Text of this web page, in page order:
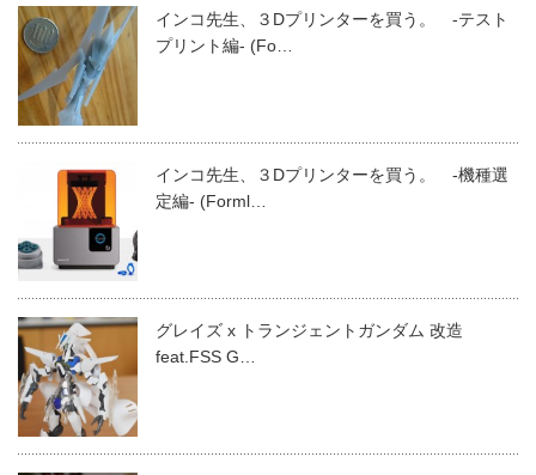
インコ先生、３Dプリンターを買う。 -テスト
プリント編- (Fo…
インコ先生、３Dプリンターを買う。 -機種選
定編- (Forml…
グレイズ x トランジェントガンダム 改造
feat.FSS G…